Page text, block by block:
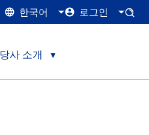
한국어 로그인
당사 소개